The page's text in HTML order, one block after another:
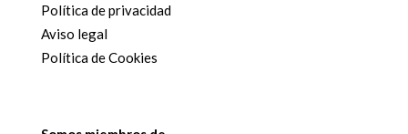
Política de privacidad
Aviso legal
Política de Cookies